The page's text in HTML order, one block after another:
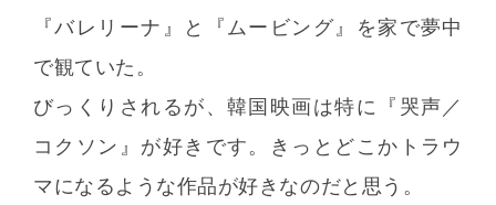
『バレリーナ』と『ムービング』を家で夢中
で観ていた。
びっくりされるが、韓国映画は特に『哭声／
コクソン』が好きです。きっとどこかトラウ
マになるような作品が好きなのだと思う。